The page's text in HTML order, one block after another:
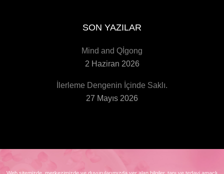
SON YAZILAR
Mind and Qİgong
2 Haziran 2026
İlerleme Dengenin İçinde Saklı.
27 Mayıs 2026